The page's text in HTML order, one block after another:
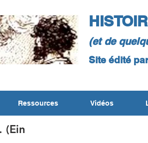
(et de
Site édité
Ressources Vidéos
(Ein